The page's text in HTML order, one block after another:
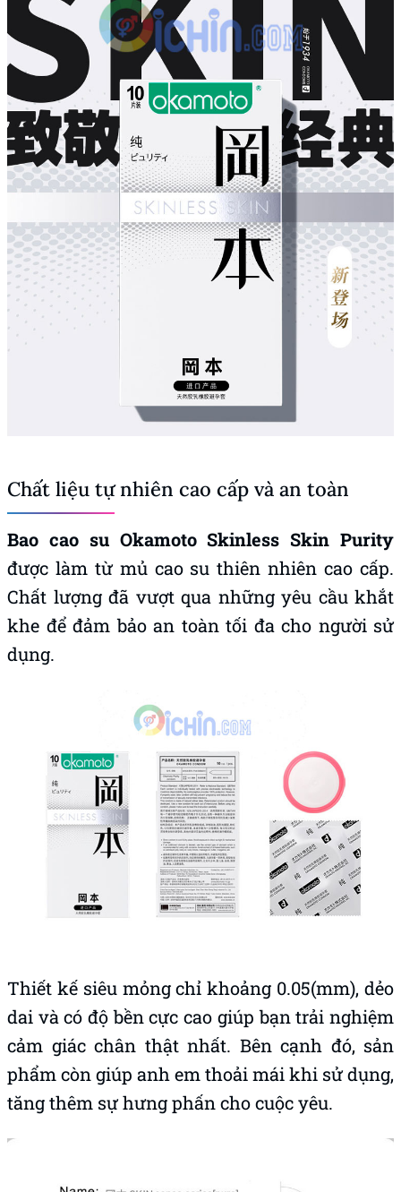
Chất liệu tự nhiên cao cấp và an toàn
Bao cao su Okamoto Skinless Skin Purity
được làm từ mủ cao su thiên nhiên cao cấp.
Chất lượng đã vượt qua những yêu cầu khắt
khe để đảm bảo an toàn tối đa cho người sử
dụng.
Thiết kế siêu mỏng chỉ khoảng 0.05(mm), dẻo
dai và có độ bền cực cao giúp bạn trải nghiệm
cảm giác chân thật nhất. Bên cạnh đó, sản
phẩm còn giúp anh em thoải mái khi sử dụng,
tăng thêm sự hưng phấn cho cuộc yêu.